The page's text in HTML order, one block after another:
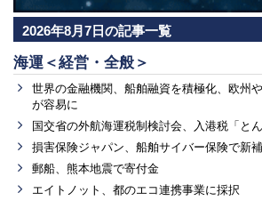
2026年8月7日の記事一覧
海運＜経営・全般＞
世界の金融機関、船舶融資を積極化、欧州
が容易に
国交省の外航海運税制検討会、入港税「と
損害保険ジャパン、船舶サイバー保険で新
郵船、熊本地震で寄付金
エイトノット、都のエコ連携事業に採択